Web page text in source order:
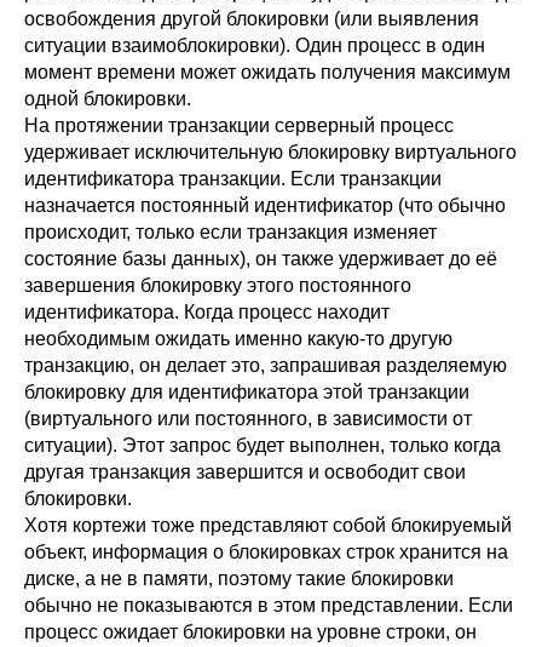
освобождения другой блокировки (или выявления
ситуации взаимоблокировки). Один процесс в один
момент времени может ожидать получения максимум
одной блокировки.
На протяжении транзакции серверный процесс
удерживает исключительную блокировку виртуального
идентификатора транзакции. Если транзакции
назначается постоянный идентификатор (что обычно
происходит, только если транзакция изменяет
состояние базы данных), он также удерживает до её
завершения блокировку этого постоянного
идентификатора. Когда процесс находит
необходимым ожидать именно какую-то другую
транзакцию, он делает это, запрашивая разделяемую
блокировку для идентификатора этой транзакции
(виртуального или постоянного, в зависимости от
ситуации). Этот запрос будет выполнен, только когда
другая транзакция завершится и освободит свои
блокировки.
Хотя кортежи тоже представляют собой блокируемый
объект, информация о блокировках строк хранится на
диске, а не в памяти, поэтому такие блокировки
обычно не показываются в этом представлении. Если
процесс ожидает блокировки на уровне строки, он